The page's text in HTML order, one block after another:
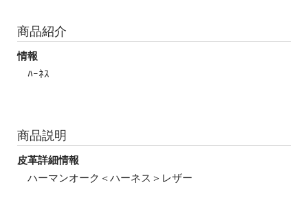
商品紹介
情報
ﾊｰﾈｽ
商品説明
皮革詳細情報
ハーマンオーク＜ハーネス＞レザー